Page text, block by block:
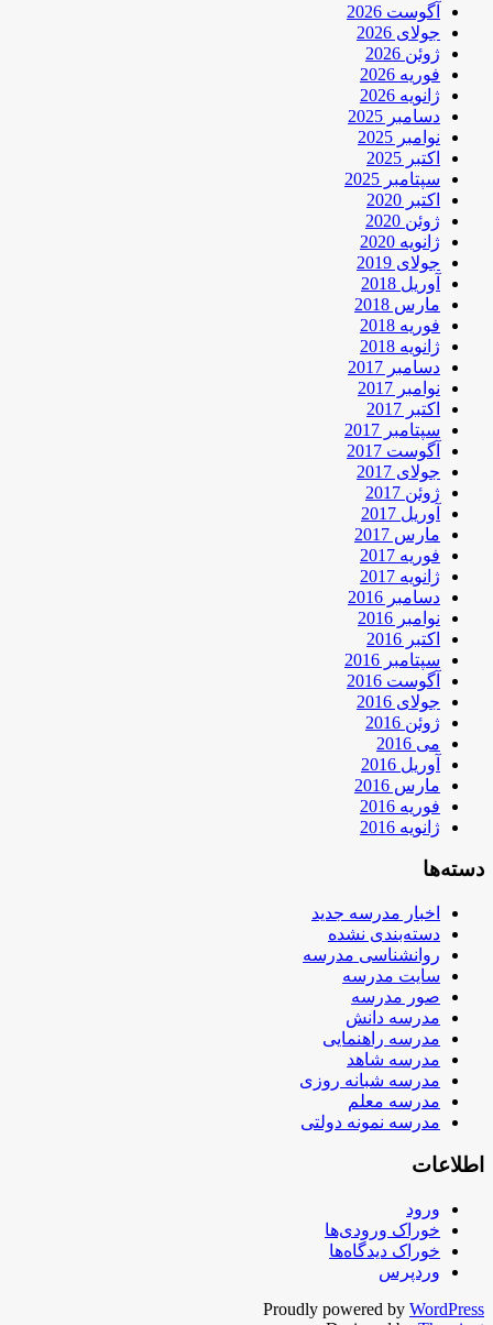
آگوست 2026
جولای 2026
ژوئن 2026
فوریه 2026
ژانویه 2026
دسامبر 2025
نوامبر 2025
اکتبر 2025
سپتامبر 2025
اکتبر 2020
ژوئن 2020
ژانویه 2020
جولای 2019
آوریل 2018
مارس 2018
فوریه 2018
ژانویه 2018
دسامبر 2017
نوامبر 2017
اکتبر 2017
سپتامبر 2017
آگوست 2017
جولای 2017
ژوئن 2017
آوریل 2017
مارس 2017
فوریه 2017
ژانویه 2017
دسامبر 2016
نوامبر 2016
اکتبر 2016
سپتامبر 2016
آگوست 2016
جولای 2016
ژوئن 2016
می 2016
آوریل 2016
مارس 2016
فوریه 2016
ژانویه 2016
دسته‌ها
اخبار مدرسه جدید
دسته‌بندی نشده
روانشناسی مدرسه
سایت مدرسه
صور مدرسه
مدرسه دانش
مدرسه راهنمایی
مدرسه شاهد
مدرسه شبانه روزی
مدرسه معلم
مدرسه نمونه دولتی
اطلاعات
ورود
خوراک ورودی‌ها
خوراک دیدگاه‌ها
وردپرس
Proudly powered by WordPress